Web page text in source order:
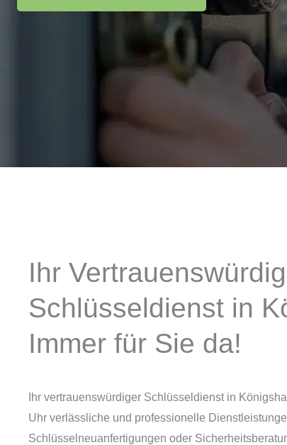
Ihr
Schlüsseldienst in
Immer für Sie da!
Ihr vertrauenswürdiger Schlüsseldienst in
Uhr verlässliche und professionelle
Schlüsselneuanfertigungen oder